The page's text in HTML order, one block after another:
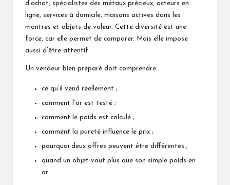
d’achat, spécialistes des métaux précieux, acteurs en
ligne, services à domicile, maisons actives dans les
montres et objets de valeur. Cette diversité est une
force, car elle permet de comparer. Mais elle impose
aussi d’être attentif.
Un vendeur bien préparé doit comprendre :
ce qu’il vend réellement ;
comment l’or est testé ;
comment le poids est calculé ;
comment la pureté influence le prix ;
pourquoi deux offres peuvent être différentes ;
quand un objet vaut plus que son simple poids en
or.